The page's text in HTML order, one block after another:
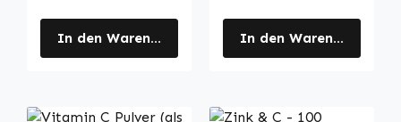
In den Warenkorb In den Warenkorb